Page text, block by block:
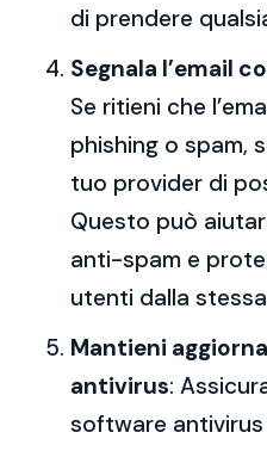
di prendere
Segnala l’email
Se ritieni che
phishing o spam,
tuo provider di
Questo può
anti-spam e
utenti dalla
Mantieni
antivirus:
software